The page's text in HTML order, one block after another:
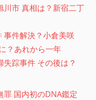
川市 真相は？新宿二丁
事件解決？小倉美咲
？あれから一年
踪事件 その後は？
罪 国内初のDNA鑑定